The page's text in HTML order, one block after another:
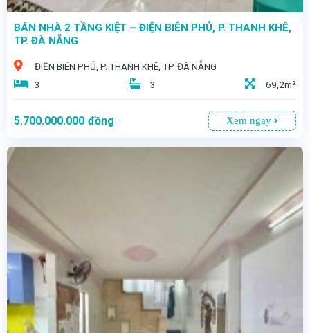
BÁN NHÀ 2 TẦNG KIỆT – ĐIỆN BIÊN PHỦ, P. THANH KHÊ,
TP. ĐÀ NẴNG
ĐIỆN BIÊN PHỦ, P. THANH KHÊ, TP. ĐÀ NẴNG
3
3 69,2m²
5.700.000.000 đồng Xem ngay